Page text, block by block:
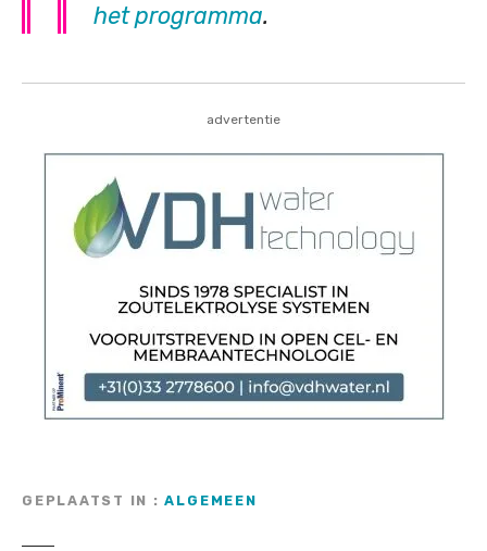
het programma.
advertentie
GEPLAATST IN ALGEMEEN